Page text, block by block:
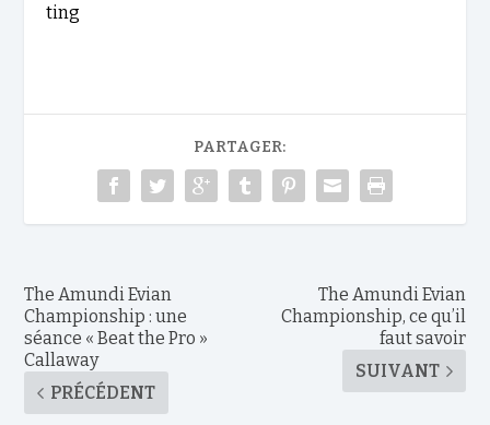
ting
PARTAGER:
The Amundi Evian
Championship : une
séance « Beat the Pro »
Callaway
PRÉCÉDENT
The Amundi Evian
Championship, ce qu’il
faut savoir
SUIVANT